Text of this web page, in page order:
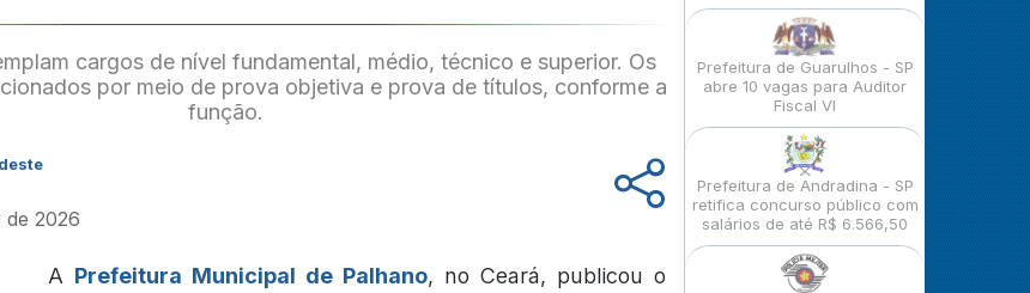
cargos de nível fundamental, médio, técnico e superior. Os
por meio de prova objetiva e prova de títulos, conforme a
função.
de 2026
A Prefeitura Municipal de Palhano, no Ceará, publicou o
Prefeitura de Guarulhos - SP
abre 10 vagas para Auditor
Fiscal VI
Prefeitura de Andradina - SP
retifica concurso público com
salários de até R$ 6.566,50